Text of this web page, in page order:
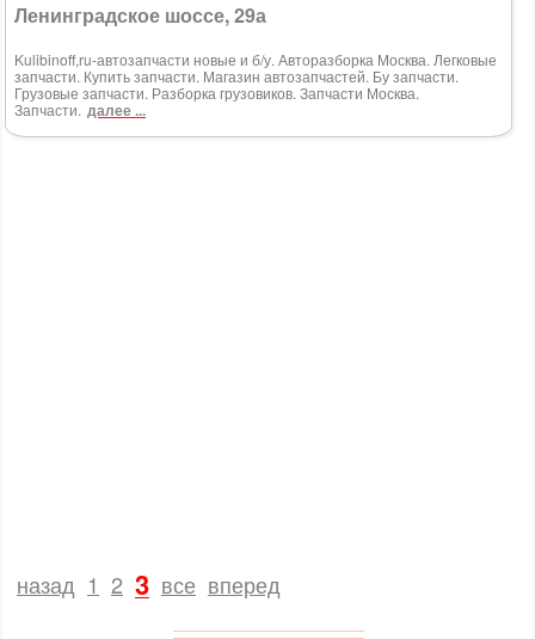
Ленинградское шоссе, 29а
Kulibinoff,ru-автозапчасти новые и б/у. Авторазборка Москва. Легковые
запчасти. Купить запчасти. Магазин автозапчастей. Бу запчасти.
Грузовые запчасти. Разборка грузовиков. Запчасти Москва.
Запчасти. далее ...
назад 1 2 3 все вперед